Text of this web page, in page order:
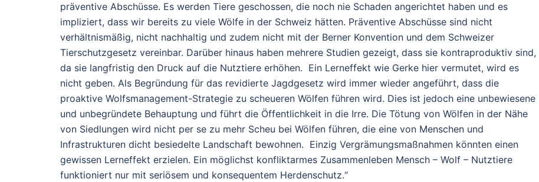
präventive Abschüsse. Es werden Tiere geschossen, die noch nie Schaden angerichtet haben und es
impliziert, dass wir bereits zu viele Wölfe in der Schweiz hätten. Präventive Abschüsse sind nicht
verhältnismäßig, nicht nachhaltig und zudem nicht mit der Berner Konvention und dem Schweizer
Tierschutzgesetz vereinbar. Darüber hinaus haben mehrere Studien gezeigt, dass sie kontraproduktiv sind,
da sie langfristig den Druck auf die Nutztiere erhöhen. Ein Lerneffekt wie Gerke hier vermutet, wird es
nicht geben. Als Begründung für das revidierte Jagdgesetz wird immer wieder angeführt, dass die
proaktive Wolfsmanagement-Strategie zu scheueren Wölfen führen wird. Dies ist jedoch eine unbewiesene
und unbegründete Behauptung und führt die Öffentlichkeit in die Irre. Die Tötung von Wölfen in der Nähe
von Siedlungen wird nicht per se zu mehr Scheu bei Wölfen führen, die eine von Menschen und
Infrastrukturen dicht besiedelte Landschaft bewohnen. Einzig Vergrämungsmaßnahmen könnten einen
gewissen Lerneffekt erzielen. Ein möglichst konfliktarmes Zusammenleben Mensch – Wolf – Nutztiere
funktioniert nur mit seriösem und konsequentem Herdenschutz.“